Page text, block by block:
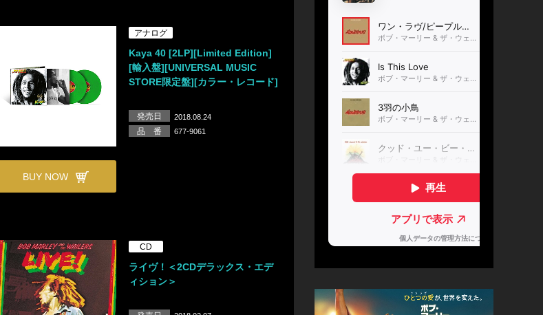
BUY NOW
アナログ
Kaya 40 [2LP][Limited Edition]
[輸入盤][UNIVERSAL MUSIC
STORE限定盤][カラー・レコード]
発売日 2018.08.24
品 番 677-9061
CD
ライヴ！＜2CDデラックス・エデ
ィション＞